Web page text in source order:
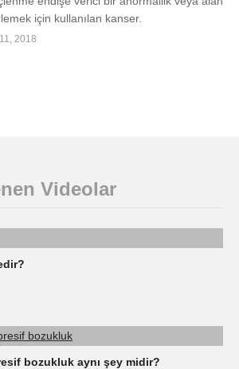
için kullanılan kanser.
2018
Videolar
bozukluk aynı şey midir?